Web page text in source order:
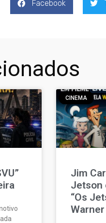
Facebook
CINEMA
Jim
Jetson
“Os